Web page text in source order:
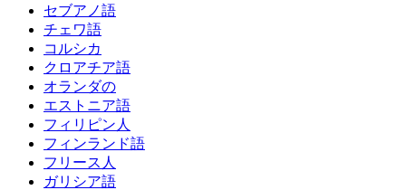
セブアノ語
チェワ語
コルシカ
クロアチア語
オランダの
エストニア語
フィリピン人
フィンランド語
フリース人
ガリシア語